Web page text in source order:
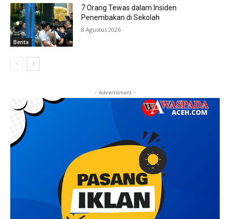
Berita
7 Orang Tewas dalam Insiden
Penembakan di Sekolah
8 Agustus 2026
- Advertisment -